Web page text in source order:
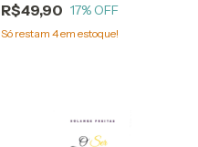
R$49,90 17% OFF
Só restam 4em estoque!